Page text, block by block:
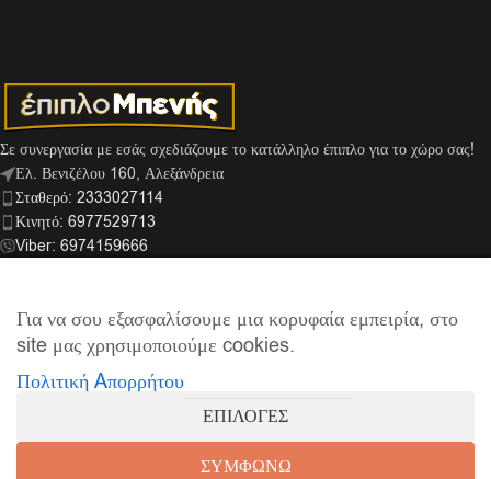
Σε συνεργασία με εσάς σχεδιάζουμε το κατάλληλο έπιπλο για το χώρο σας!
Ελ. Βενιζέλου 160, Αλεξάνδρεια
Σταθερό: 2333027114
Κινητό: 6977529713
Viber: 6974159666
ΣΎΝΔΕΣΜΟΙ
ΠΛΗΡΟΦΟΡΊΕΣ
Έπιπλο Μπενής| Supported by
Για να σου εξασφαλίσουμε μια κορυφαία εμπειρία, στο
site μας χρησιμοποιούμε cookies.
Πολιτική Aπορρήτου
ΕΠΙΛΟΓΕΣ
ΣΥΜΦΩΝΩ